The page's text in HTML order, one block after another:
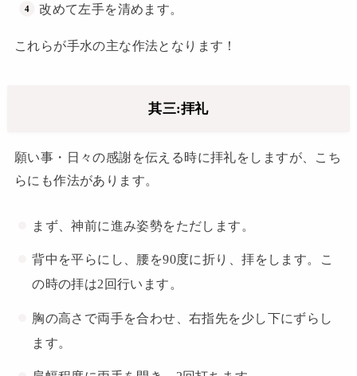
改めて左手を清めます。
これらが手水の主な作法となります！
其三:拝礼
願い事・日々の感謝を伝える時に拝礼をしますが、こち
らにも作法があります。
まず、神前に進み姿勢をただします。
背中を平らにし、腰を90度に折り、拝をします。こ
の時の拝は2回行います。
胸の高さで両手を合わせ、右指先を少し下にずらし
ます。